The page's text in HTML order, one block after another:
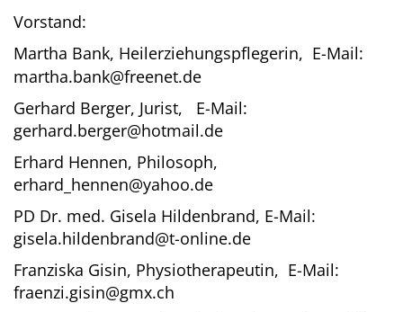
Vorstand:
Martha Bank, Heilerziehungspflegerin, E-Mail:
martha.bank@freenet.de
Gerhard Berger, Jurist, E-Mail:
gerhard.berger@hotmail.de
Erhard Hennen, Philosoph,
erhard_hennen@yahoo.de
PD Dr. med. Gisela Hildenbrand, E-Mail:
gisela.hildenbrand@t-online.de
Franziska Gisin, Physiotherapeutin, E-Mail:
fraenzi.gisin@gmx.ch